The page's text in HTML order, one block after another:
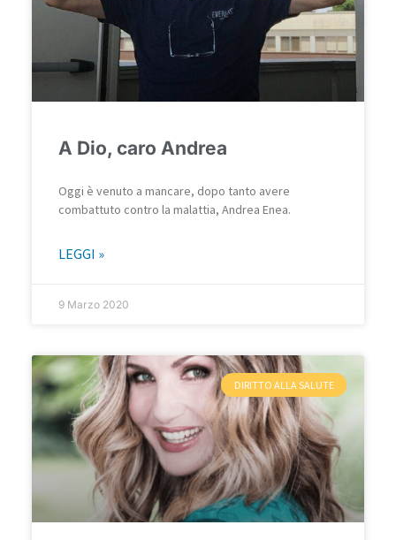
A Dio, caro Andrea
Oggi è venuto a mancare, dopo tanto avere
combattuto contro la malattia, Andrea Enea.
LEGGI »
9 Marzo 2020
DIRITTO ALLA SALUTE